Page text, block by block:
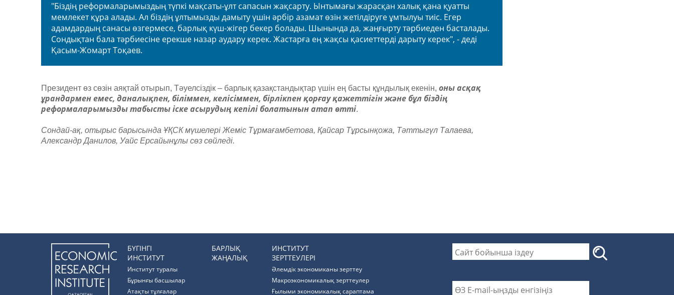
"Біздің реформаларымыздың түпкі мақсаты-ұлт сапасын жақсарту. Ынтымағы жарасқан халық қана қуатты
мемлекет құра алады. Ал біздің ұлтымызды дамыту үшін әрбір азамат өзін жетілдіруге ұмтылуы тиіс. Егер
адамдардың санасы өзгермесе, барлық күш-жігер бекер болады. Шынында да, жаңғырту тәрбиеден басталады.
Сондықтан бала тәрбиесіне ерекше назар аудару керек. Жастарға ең жақсы қасиеттерді дарыту керек", - деді
Қасым-Жомарт Тоқаев.
Президент өз сөзін аяқтай отырып, Тәуелсіздік – барлық қазақстандықтар үшін ең басты құндылық екенін, оны асқақ
ұрандармен емес, даналықпен, біліммен, келісіммен, бірлікпен қорғау қажеттігін және бұл біздің
реформаларымызды табысты іске асырудың кепілі болатынын атап өтті.
Сондай-ақ, отырыс барысында ҰҚСК мүшелері Жеміс Тұрмағамбетова, Қайсар Тұрсынқожа, Тәттыгүл Талаева,
Александр Данилов, Уайс Ерсайынұлы сөз сөйледі.
БҮГІНГІ
ИНСТИТУТ
Институт туралы
Бұрынғы басшылар
Атақты тұлғалар
БАРЛЫҚ
ЖАҢАЛЫҚ
ИНСТИТУТ
ЗЕРТТЕУЛЕРІ
Әлемдік экономиканы зерттеу
Макроэкономикалық зерттеулер
Ғылыми экономикалық сараптама